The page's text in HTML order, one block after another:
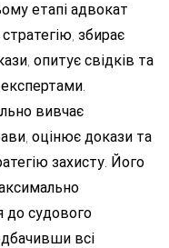
етапі адвокат
збирає
опитує свідків та
вивчає
оцінює докази та
захисту. Його
до судового
всі